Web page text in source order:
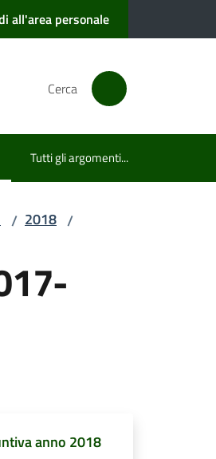
all'area personale
Cerca
Tutti gli argomenti...
/ 2018 /
anno 2018